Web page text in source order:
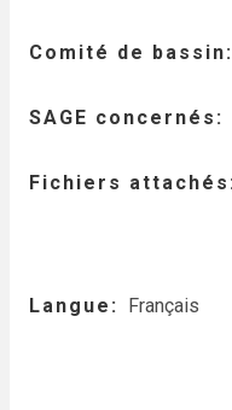
Comité de bassin
SAGE concernés
Fichiers attachés
Langue Français